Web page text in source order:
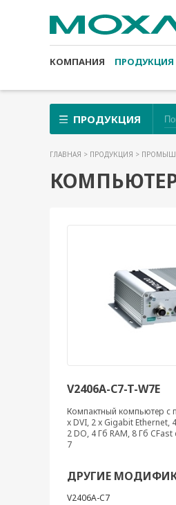
КОМПАНИЯ ПРОДУКЦИЯ
ПРОДУКЦИЯ
ГЛАВНАЯ > ПРОДУКЦИЯ >
КОМПЬЮТЕР
V2406A-C7-T-W7E
Компактный компьютер с
x DVI, 2 x Gigabit Ethernet,
2 DO, 4 Гб RAM, 8 Гб
7
ДРУГИЕ
V2406A-C7